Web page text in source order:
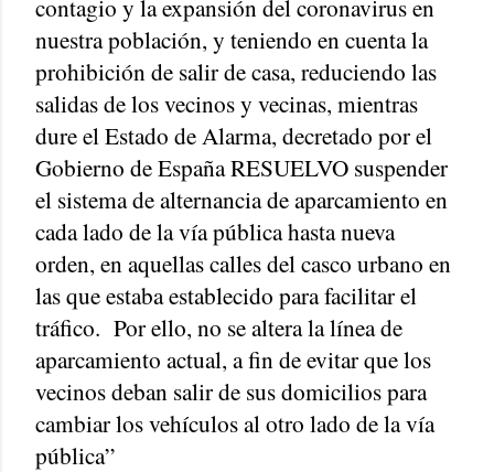
contagio y la expansión del coronavirus en
nuestra población, y teniendo en cuenta la
prohibición de salir de casa, reduciendo las
salidas de los vecinos y vecinas, mientras
dure el Estado de Alarma, decretado por el
Gobierno de España RESUELVO suspender
el sistema de alternancia de aparcamiento en
cada lado de la vía pública hasta nueva
orden, en aquellas calles del casco urbano en
las que estaba establecido para facilitar el
tráfico. Por ello, no se altera la línea de
aparcamiento actual, a fin de evitar que los
vecinos deban salir de sus domicilios para
cambiar los vehículos al otro lado de la vía
pública”